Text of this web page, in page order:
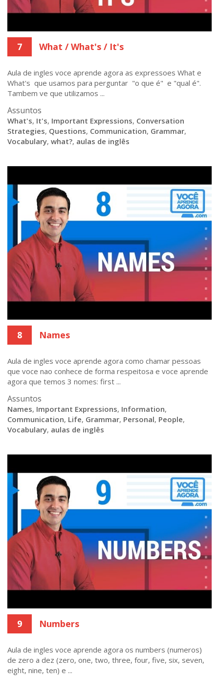
7 What / What's / It's
Aula de ingles voce aprende agora as expressoes What e
What's que usamos para perguntar "o que é" e "qual é".
Tambem ve que utilizamos ...
Assuntos
What's, It's, Important Expressions, Conversation
Strategies, Questions, Communication, Grammar,
Vocabulary, what?, aulas de inglês
8 Names
Aula de ingles voce aprende agora como chamar pessoas
que voce nao conhece de forma respeitosa e voce aprende
agora que temos 3 nomes: first ...
Assuntos
Names, Important Expressions, Information,
Communication, Life, Grammar, Personal, People,
Vocabulary, aulas de inglês
9 Numbers
Aula de ingles voce aprende agora os numbers (numeros)
de zero a dez (zero, one, two, three, four, five, six, seven,
eight, nine, ten) e ...